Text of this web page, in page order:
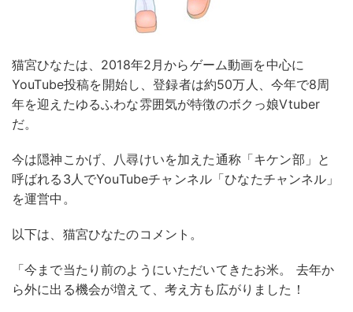
猫宮ひなたは、2018年2月からゲーム動画を中心に
YouTube投稿を開始し、登録者は約50万人、今年で8周
年を迎えたゆるふわな雰囲気が特徴のボクっ娘Vtuber
だ。
今は隠神こかげ、八尋けいを加えた通称「キケン部」と
呼ばれる3人でYouTubeチャンネル「ひなたチャンネル」
を運営中。
以下は、猫宮ひなたのコメント。
「今まで当たり前のようにいただいてきたお米。 去年か
ら外に出る機会が増えて、考え方も広がりました！